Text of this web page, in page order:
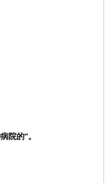
院的”。